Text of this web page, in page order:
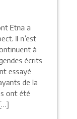
Etna a
Il n’est
à
écrits
essayé
de la
ont été